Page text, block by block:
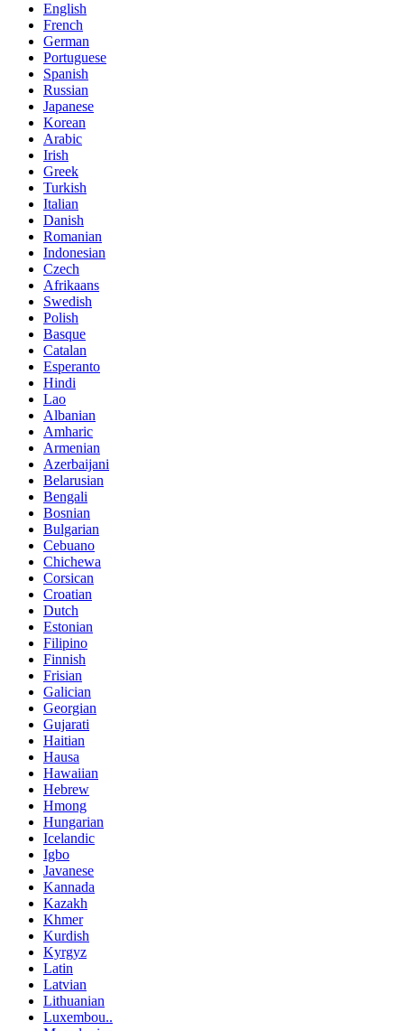
English
French
German
Portuguese
Spanish
Russian
Japanese
Korean
Arabic
Irish
Greek
Turkish
Italian
Danish
Romanian
Indonesian
Czech
Afrikaans
Swedish
Polish
Basque
Catalan
Esperanto
Hindi
Lao
Albanian
Amharic
Armenian
Azerbaijani
Belarusian
Bengali
Bosnian
Bulgarian
Cebuano
Chichewa
Corsican
Croatian
Dutch
Estonian
Filipino
Finnish
Frisian
Galician
Georgian
Gujarati
Haitian
Hausa
Hawaiian
Hebrew
Hmong
Hungarian
Icelandic
Igbo
Javanese
Kannada
Kazakh
Khmer
Kurdish
Kyrgyz
Latin
Latvian
Lithuanian
Luxembou..